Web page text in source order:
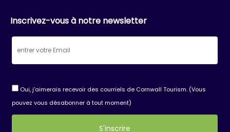
Inscrivez-vous à notre newsletter
Oui, j'aimerais recevoir des courriels de Cornwall Tourism. (Vous
pouvez vous désabonner à tout moment)